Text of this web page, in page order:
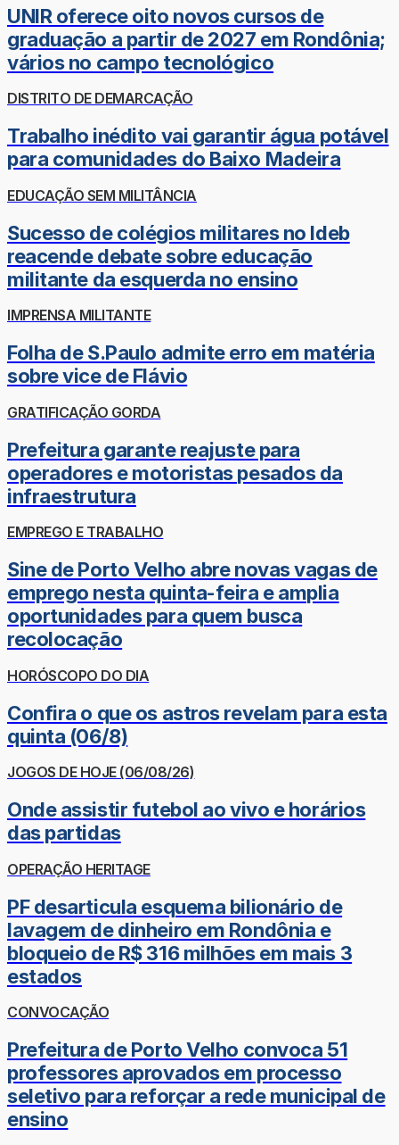
UNIR oferece oito novos cursos de
graduação a partir de 2027 em Rondônia;
vários no campo tecnológico
DISTRITO DE DEMARCAÇÃO
Trabalho inédito vai garantir água potável
para comunidades do Baixo Madeira
EDUCAÇÃO SEM MILITÂNCIA
Sucesso de colégios militares no Ideb
reacende debate sobre educação
militante da esquerda no ensino
IMPRENSA MILITANTE
Folha de S.Paulo admite erro em matéria
sobre vice de Flávio
GRATIFICAÇÃO GORDA
Prefeitura garante reajuste para
operadores e motoristas pesados da
infraestrutura
EMPREGO E TRABALHO
Sine de Porto Velho abre novas vagas de
emprego nesta quinta-feira e amplia
oportunidades para quem busca
recolocação
HORÓSCOPO DO DIA
Confira o que os astros revelam para esta
quinta (06/8)
JOGOS DE HOJE (06/08/26)
Onde assistir futebol ao vivo e horários
das partidas
OPERAÇÃO HERITAGE
PF desarticula esquema bilionário de
lavagem de dinheiro em Rondônia e
bloqueio de R$ 316 milhões em mais 3
estados
CONVOCAÇÃO
Prefeitura de Porto Velho convoca 51
professores aprovados em processo
seletivo para reforçar a rede municipal de
ensino